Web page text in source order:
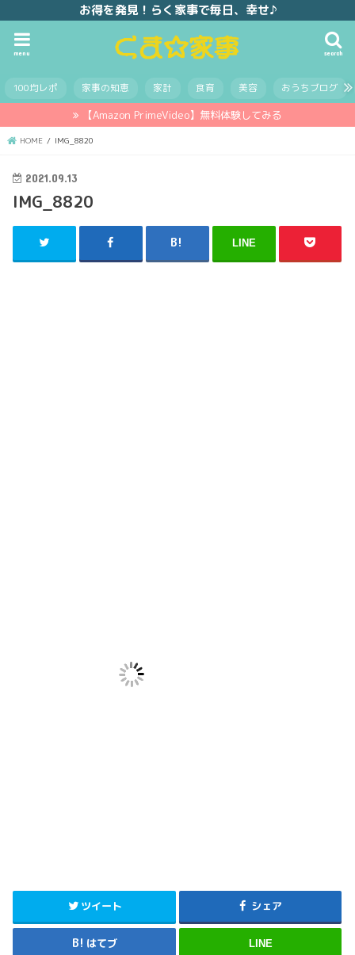
お得を発見！らく家事で毎日、幸せ♪
search
menu
100均レポ 家事の知恵 家計 食育 美容 おうちブログ
【Amazon PrimeVideo】無料体験してみる
HOME IMG_8820
2021.09.13
IMG_8820
LINE
ツイート シェア
はてブ LINE